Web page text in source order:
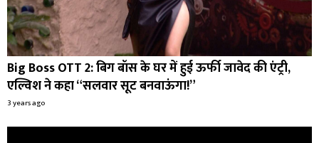
Big Boss OTT 2: बिग बॉस के घर में हुई ऊर्फी जावेद की एंट्री,
एल्विश ने कहा “सलवार सूट बनवाऊंगा!”
3 years ago